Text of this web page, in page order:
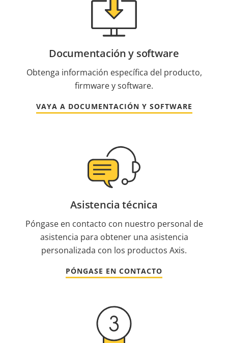
Documentación y software
Obtenga información específica del producto,
firmware y software.
VAYA A DOCUMENTACIÓN Y SOFTWARE
Asistencia técnica
Póngase en contacto con nuestro personal de
asistencia para obtener una asistencia
personalizada con los productos Axis.
PÓNGASE EN CONTACTO